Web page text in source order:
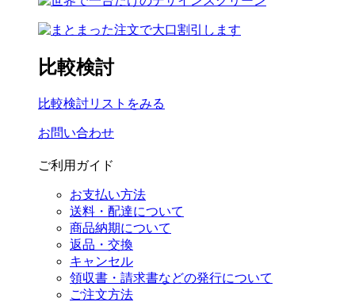
比較検討
比較検討リストをみる
お問い合わせ
ご利用ガイド
お支払い方法
送料・配達について
商品納期について
返品・交換
キャンセル
領収書・請求書などの発行について
ご注文方法